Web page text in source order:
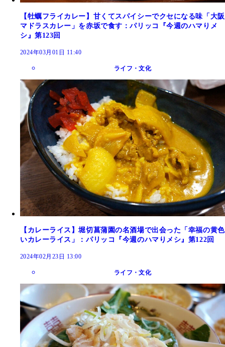
【牡蠣フライカレー】甘くてスパイシーでクセになる味「大阪
マドラスカレー」を赤坂で食す：パリッコ『今週のハマりメ
シ』第123回
2024年03月01日 11:40
ライフ・文化
【カレーライス】堀切菖蒲園の名酒場で出会った「幸福の黄色
いカレーライス」：パリッコ『今週のハマりメシ』第122回
2024年02月23日 13:00
ライフ・文化